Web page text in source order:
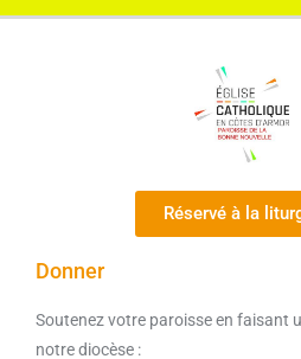
Réservé à la
Donner
Soutenez votre paroisse en faisant
notre diocèse :